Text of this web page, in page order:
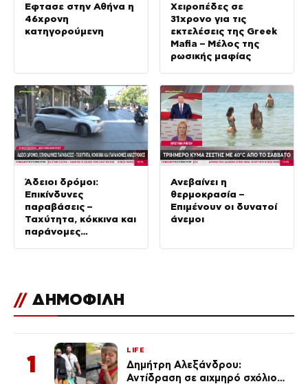
Έφτασε στην Αθήνα η
46χρονη
κατηγορούμενη
Χειροπέδες σε
31χρονο για τις
εκτελέσεις της Greek
Mafia – Μέλος της
ρωσικής μαφίας
Άδειοι δρόμοι:
Επικίνδυνες
παραβάσεις –
Ταχύτητα, κόκκινα και
παράνομες
Ανεβαίνει η
θερμοκρασία –
Επιμένουν οι δυνατοί
άνεμοι
// ΔΗΜΟΦΙΛΗ
1
LIFE
Δημήτρη Αλεξάνδρου:
Αντίδραση σε αιχμηρό σχόλιο